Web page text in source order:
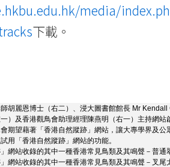
media/
下載。
胡麗恩博士（右二）、浸大圖書館館長 Mr
）及香港觀鳥會助理經理陳燕明（右一）主持網站
期望藉著「香港自然蹤跡」網站，讓大專學界及公
用「香港自然蹤跡」網站的功能。
」網站收錄的其中一種香港常見鳥類及其鳴聲－普通
」網站收錄的其中一種香港常見鳥類及其鳴聲－叉尾